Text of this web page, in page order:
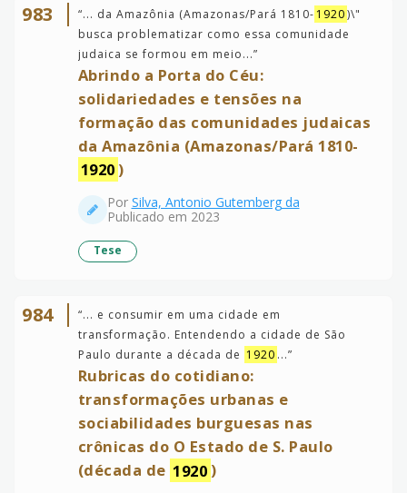
983 “... da Amazônia (Amazonas/Pará 1810- 1920)\"
busca problematizar como essa comunidade
judaica se formou em meio...”
Abrindo a Porta do Céu:
solidariedades e tensões na
formação das comunidades judaicas
da Amazônia (Amazonas/Pará 1810-
1920 )
Por Silva, Antonio Gutemberg da
Publicado em 2023
Tese
984 “... e consumir em uma cidade em
transformação. Entendendo a cidade de São
Paulo durante a década de 1920 ...”
Rubricas do cotidiano:
transformações urbanas e
sociabilidades burguesas nas
crônicas do O Estado de S. Paulo
(década de 1920 )